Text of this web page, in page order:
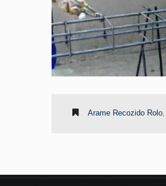
Arame Recozido Rolo,